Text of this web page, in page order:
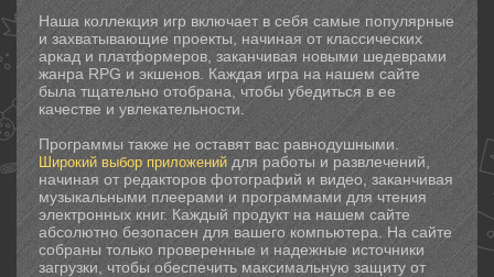
Наша коллекция игр включает в себя самые популярные
и захватывающие проекты, начиная от классических
аркад и платформеров, заканчивая новыми шедеврами
жанра RPG и экшенов. Каждая игра на нашем сайте
была тщательно отобрана, чтобы убедиться в ее
качестве и увлекательности.
Программы также не оставят вас равнодушными.
Широкий выбор приложений для работы и развлечений,
начиная от редакторов фотографий и видео, заканчивая
музыкальными плеерами и программами для чтения
электронных книг. Каждый продукт на нашем сайте
абсолютно безопасен для вашего компьютера. На сайте
собраны только проверенные и надежные источники
загрузки, чтобы обеспечить максимальную защиту от